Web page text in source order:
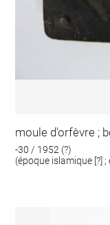
moule d'orfèvre ;
-30 / 1952 (?)
(époque islamique [?]